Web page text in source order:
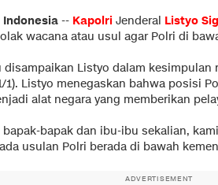
Indonesia -- Kapolri Jenderal Listyo
wacana atau usul agar Polri di
disampaikan Listyo dalam kesimpulan
1). Listyo menegaskan bahwa posisi
alat negara yang memberikan
bapak-bapak dan ibu-ibu sekalian,
usulan Polri berada di bawah
ADVERTISEMENT